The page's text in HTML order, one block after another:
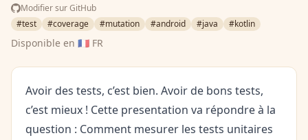
Modifier sur GitHub
#test
#coverage #mutation #android #java #kotlin
Disponible en 🇫🇷 FR
Avoir des tests, c’est bien. Avoir de bons tests,
c’est mieux ! Cette presentation va répondre à la
question : Comment mesurer les tests unitaires